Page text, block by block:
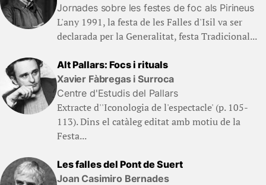
Jornades sobre les festes de foc als Pirineus
L'any 1991, la festa de les Falles d'Isil va ser
declarada per la Generalitat, festa Tradicional...
Alt Pallars: Focs i rituals
Xavier Fàbregas i Surroca
Centre d'Estudis del Pallars
Extracte d''Iconologia de l'espectacle' (p. 105-
113). Dins el catàleg editat amb motiu de la
Festa...
Les falles del Pont de Suert
Joan Casimiro Bernades